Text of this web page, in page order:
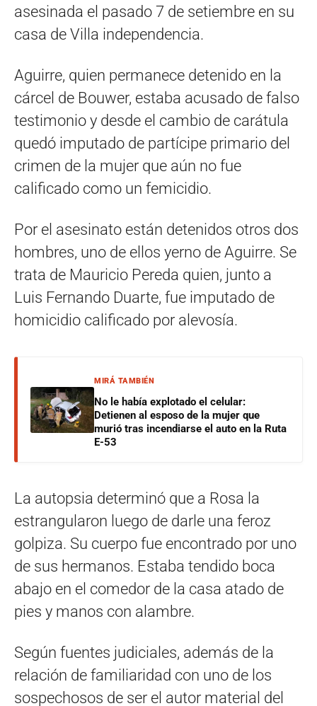
asesinada el pasado 7 de setiembre en su
casa de Villa independencia.
Aguirre, quien permanece detenido en la
cárcel de Bouwer, estaba acusado de falso
testimonio y desde el cambio de carátula
quedó imputado de partícipe primario del
crimen de la mujer que aún no fue
calificado como un femicidio.
Por el asesinato están detenidos otros dos
hombres, uno de ellos yerno de Aguirre. Se
trata de Mauricio Pereda quien, junto a
Luis Fernando Duarte, fue imputado de
homicidio calificado por alevosía.
MIRÁ TAMBIÉN
No le había explotado el celular:
Detienen al esposo de la mujer que
murió tras incendiarse el auto en la Ruta
E-53
La autopsia determinó que a Rosa la
estrangularon luego de darle una feroz
golpiza. Su cuerpo fue encontrado por uno
de sus hermanos. Estaba tendido boca
abajo en el comedor de la casa atado de
pies y manos con alambre.
Según fuentes judiciales, además de la
relación de familiaridad con uno de los
sospechosos de ser el autor material del